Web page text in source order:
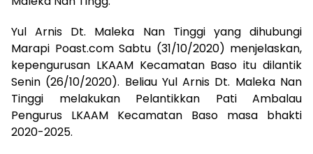
Yul Arnis Dt. Maleka Nan Tinggi yang dihubungi
Marapi Poast.com Sabtu (31/10/2020) menjelaskan,
kepengurusan LKAAM Kecamatan Baso itu dilantik
Senin (26/10/2020). Beliau Yul Arnis Dt. Maleka Nan
Tinggi melakukan Pelantikkan Pati Ambalau
Pengurus LKAAM Kecamatan Baso masa bhakti
2020-2025.